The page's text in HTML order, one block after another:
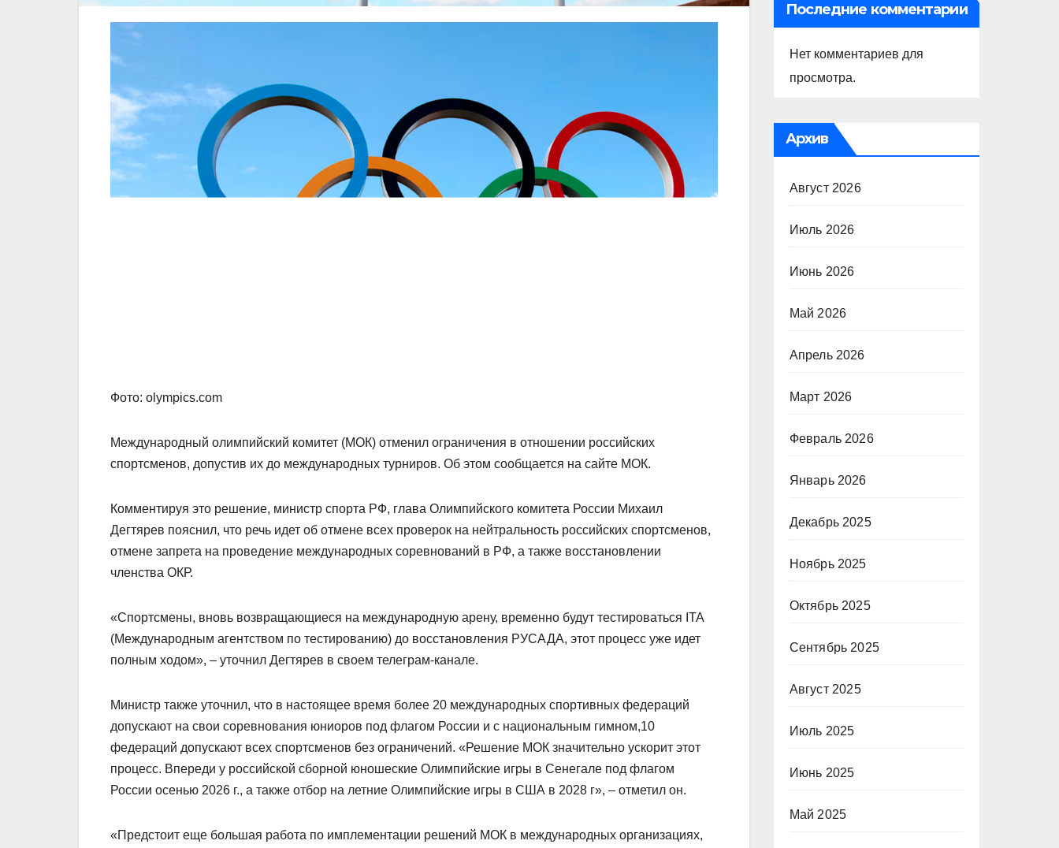
Фото: olympics.com
Международный олимпийский комитет (МОК) отменил ограничения в отношении российских
спортсменов, допустив их до международных турниров. Об этом сообщается на сайте МОК.
Комментируя это решение, министр спорта РФ, глава Олимпийского комитета России Михаил
Дегтярев пояснил, что речь идет об отмене всех проверок на нейтральность российских спортсменов,
отмене запрета на проведение международных соревнований в РФ, а также восстановлении
членства ОКР.
«Спортсмены, вновь возвращающиеся на международную арену, временно будут тестироваться ITA
(Международным агентством по тестированию) до восстановления РУСАДА, этот процесс уже идет
полным ходом», – уточнил Дегтярев в своем телеграм-канале.
Министр также уточнил, что в настоящее время более 20 международных спортивных федераций
допускают на свои соревнования юниоров под флагом России и с национальным гимном,10
федераций допускают всех спортсменов без ограничений. «Решение МОК значительно ускорит этот
процесс. Впереди у российской сборной юношеские Олимпийские игры в Сенегале под флагом
России осенью 2026 г., а также отбор на летние Олимпийские игры в США в 2028 г», – отметил он.
«Предстоит еще большая работа по имплементации решений МОК в международных организациях,
Последние комментарии
Нет комментариев для
просмотра.
Архив
Август 2026
Июль 2026
Июнь 2026
Май 2026
Апрель 2026
Март 2026
Февраль 2026
Январь 2026
Декабрь 2025
Ноябрь 2025
Октябрь 2025
Сентябрь 2025
Август 2025
Июль 2025
Июнь 2025
Май 2025